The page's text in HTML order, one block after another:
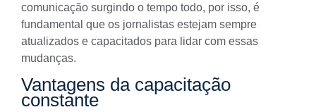
comunicação surgindo o tempo todo, por isso, é
fundamental que os jornalistas estejam sempre
atualizados e capacitados para lidar com essas
mudanças.
Vantagens da capacitação
constante